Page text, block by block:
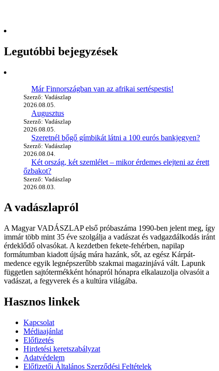
Legutóbbi bejegyzések
Már Finnországban van az afrikai sertéspestis!
Szerző: Vadászlap
2026.08.05.
Augusztus
Szerző: Vadászlap
2026.08.05.
Szeretnél bőgő gímbikát látni a 100 eurós bankjegyen?
Szerző: Vadászlap
2026.08.04.
Két ország, két szemlélet – mikor érdemes elejteni az érett
őzbakot?
Szerző: Vadászlap
2026.08.03.
A vadászlapról
A Magyar VADÁSZLAP első próbaszáma 1990-ben jelent meg, így
immár több mint 35 éve szolgálja a vadászat és vadgazdálkodás iránt
érdeklődő olvasókat. A kezdetben fekete-fehérben, napilap
formátumban kiadott újság mára hazánk, sőt, az egész Kárpát-
medence egyik legnépszerűbb szakmai magazinjává vált. Lapunk
független sajtótermékként hónapról hónapra elkalauzolja olvasóit a
vadászat, a fegyverek és a kultúra világába.
Hasznos linkek
Kapcsolat
Médiaajánlat
Előfizetés
Hirdetési keretszabályzat
Adatvédelem
Előfizetői Általános Szerződési Feltételek